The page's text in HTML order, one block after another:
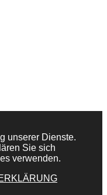
unserer Dienste.
Sie sich
verwenden.